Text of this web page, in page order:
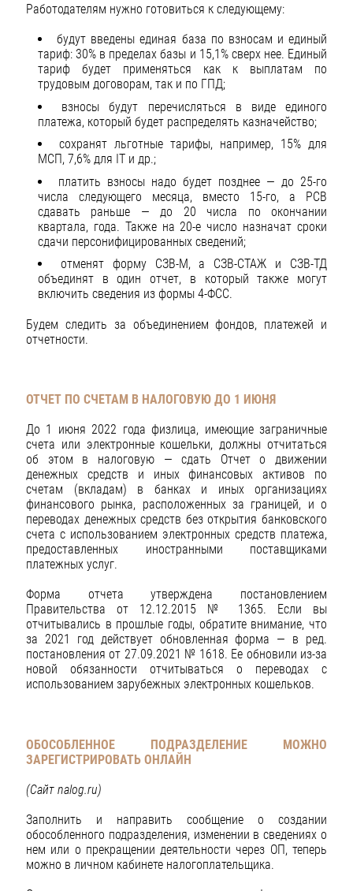
Работодателям нужно готовиться к следующему:
будут введены единая база по взносам и единый
тариф: 30% в пределах базы и 15,1% сверх нее. Единый
тариф будет применяться как к выплатам по
трудовым договорам, так и по ГПД;
взносы будут перечисляться в виде единого
платежа, который будет распределять казначейство;
сохранят льготные тарифы, например, 15% для
МСП, 7,6% для IT и др.;
платить взносы надо будет позднее — до 25-го
числа следующего месяца, вместо 15-го, а РСВ
сдавать раньше — до 20 числа по окончании
квартала, года. Также на 20-е число назначат сроки
сдачи персонифицированных сведений;
отменят форму СЗВ-М, а СЗВ-СТАЖ и СЗВ-ТД
объединят в один отчет, в который также могут
включить сведения из формы 4-ФСС.
Будем следить за объединением фондов, платежей и
отчетности.
ОТЧЕТ ПО СЧЕТАМ В НАЛОГОВУЮ ДО 1 ИЮНЯ
До 1 июня 2022 года физлица, имеющие заграничные
счета или электронные кошельки, должны отчитаться
об этом в налоговую — сдать Отчет о движении
денежных средств и иных финансовых активов по
счетам (вкладам) в банках и иных организациях
финансового рынка, расположенных за границей, и о
переводах денежных средств без открытия банковского
счета с использованием электронных средств платежа,
предоставленных иностранными поставщиками
платежных услуг.
Форма отчета утверждена постановлением
Правительства от 12.12.2015 № 1365. Если вы
отчитывались в прошлые годы, обратите внимание, что
за 2021 год действует обновленная форма — в ред.
постановления от 27.09.2021 № 1618. Ее обновили из-за
новой обязанности отчитываться о переводах с
использованием зарубежных электронных кошельков.
ОБОСОБЛЕННОЕ ПОДРАЗДЕЛЕНИЕ МОЖНО
ЗАРЕГИСТРИРОВАТЬ ОНЛАЙН
(Сайт nalog.ru)
Заполнить и направить сообщение о создании
обособленного подразделения, изменении в сведениях о
нем или о прекращении деятельности через ОП, теперь
можно в личном кабинете налогоплательщика.